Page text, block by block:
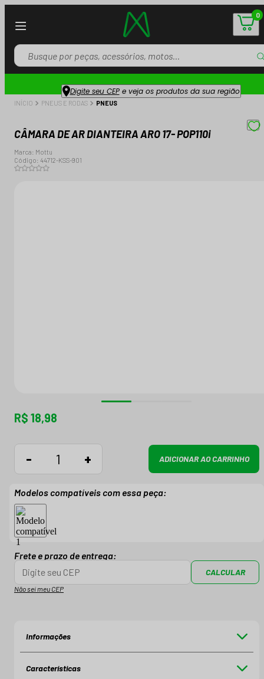
0
Digite seu CEPe veja os produtos da sua região
INÍCIO PNEUS E RODAS PNEUS
CÂMARA DE AR DIANTEIRA ARO 17- POP110i
Marca: Mottu
Código: 44712-KSS-901
R$ 18,98
- + ADICIONAR AO CARRINHO
Modelos compatíveis com essa peça:
Frete e prazo de entrega:
CALCULAR
Não sei meu CEP
Informações
Características